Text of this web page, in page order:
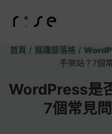
首頁 / 展躍部落格/
手架站？7個
WordPress是
7個常見